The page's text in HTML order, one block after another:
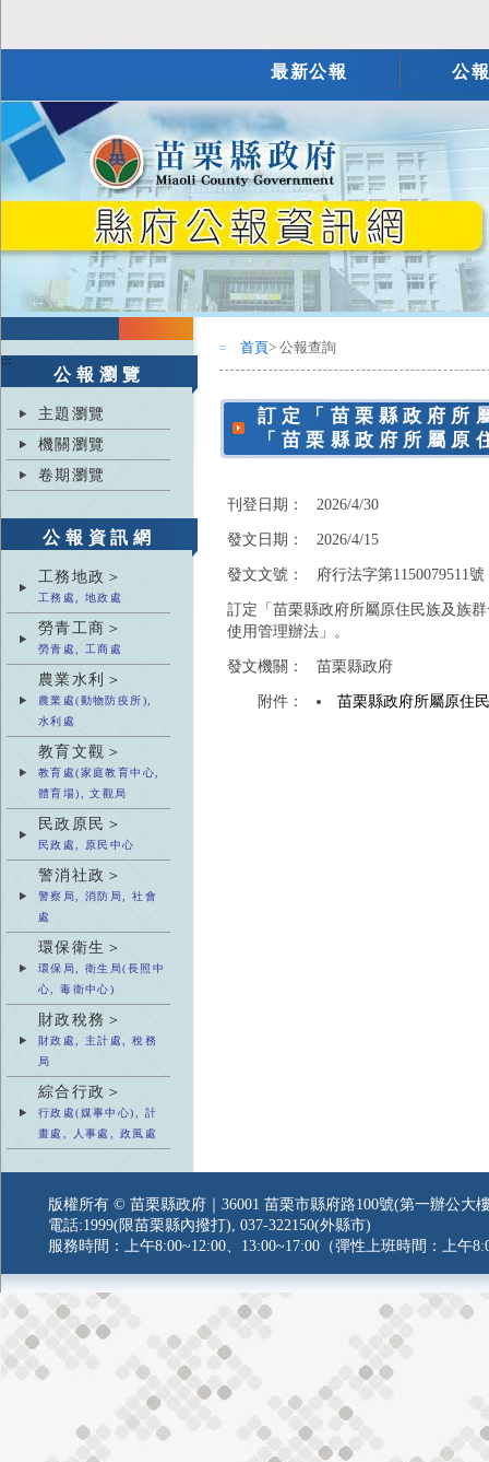
最新公報 公
:::
公報瀏覽
主題瀏覽
機關瀏覽
卷期瀏覽
公報資訊網
工務地政＞
工務處, 地政處
勞青工商＞
勞青處, 工商處
農業水利＞
農業處(動物防疫所),
水利處
教育文觀＞
教育處(家庭教育中心,
體育場), 文觀局
民政原民＞
民政處, 原民中心
警消社政＞
警察局, 消防局, 社會
處
環保衛生＞
環保局, 衛生局(長照中
心, 毒衛中心)
財政稅務＞
財政處, 主計處, 稅務
局
綜合行政＞
行政處(媒事中心), 計
畫處, 人事處, 政風處
::: 首頁> 公報查詢
訂定「苗栗縣政府所
「苗栗縣政府所屬
刊登日期：
2026/4/30
發文日期：
2026/4/15
發文文號：
府行法字第1150079511號
訂定「苗栗縣政府所屬原住民族及族
使用管理辦法」。
發文機關：
苗栗縣政府
附件：
苗栗縣政府所屬原住
版權所有 © 苗栗縣政府｜36001 苗栗市縣府路100號(第一辦公大
電話:1999(限苗栗縣內撥打), 037-322150(外縣市)
服務時間：上午8:00~12:00、13:00~17:00（彈性上班時間：上午